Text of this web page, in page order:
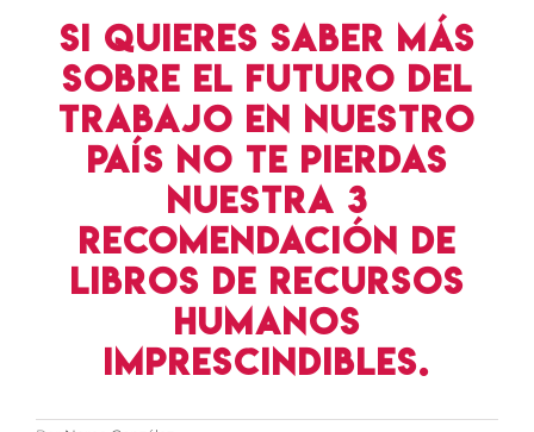
Si quieres saber más
sobre el futuro del
trabajo en nuestro
país no te pierdas
nuestra 3
recomendación de
libros de recursos
humanos
imprescindibles.